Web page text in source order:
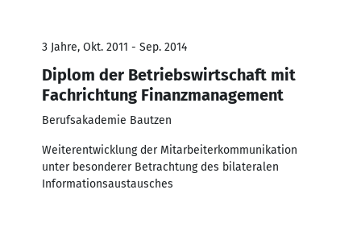
3 Jahre, Okt. 2011 - Sep. 2014
Diplom der Betriebswirtschaft mit
Fachrichtung Finanzmanagement
Berufsakademie Bautzen
Weiterentwicklung der Mitarbeiterkommunikation
unter besonderer Betrachtung des bilateralen
Informationsaustausches